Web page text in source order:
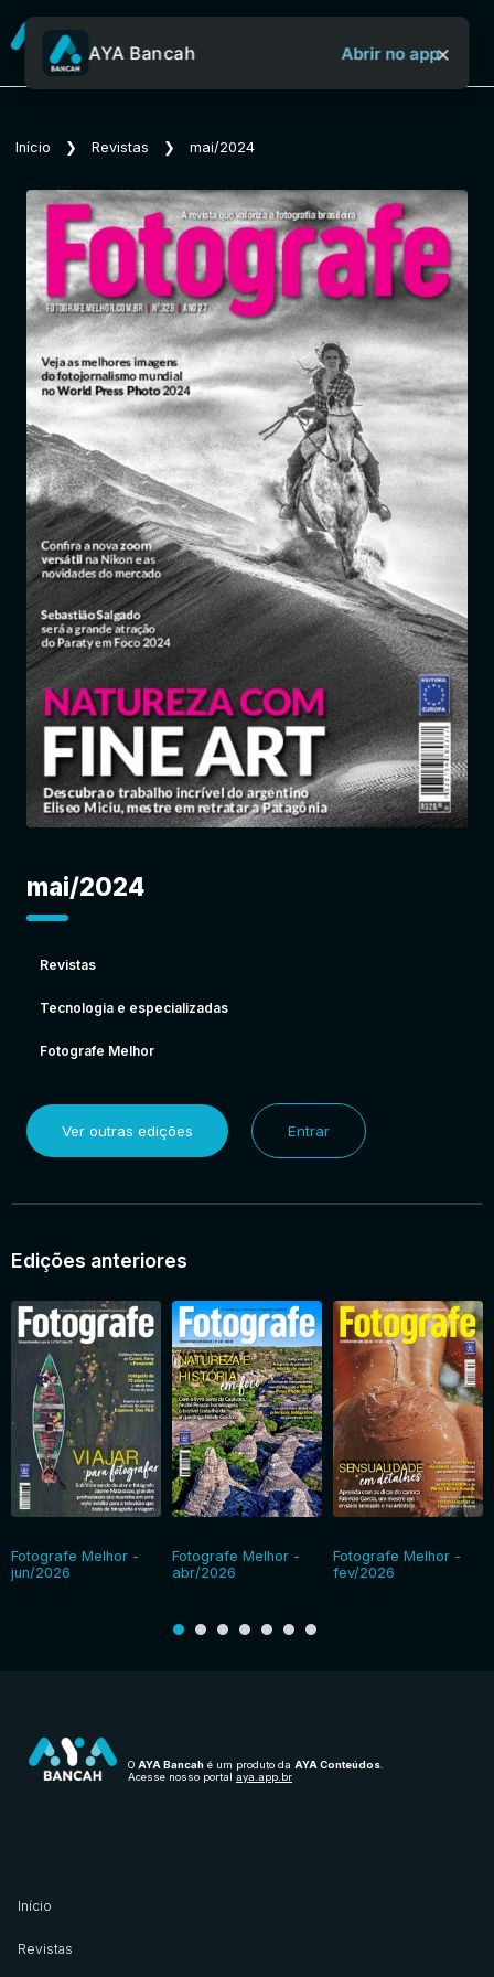
Sobre o Aya Bancah
Início
Revistas
Jornais
Notícias
Entrar
AYA Bancah Abrir no app×
Início ❯ Revistas ❯ mai/2024
mai/2024
Revistas
Tecnologia e especializadas
Fotografe Melhor
Ver outras edições Entrar
Edições anteriores
Fotografe Melhor -
jun/2026
Fotografe Melhor -
abr/2026
Fotografe Melhor -
fev/2026
O AYA Bancah é um produto da AYA Conteúdos.
Acesse nosso portal aya.app.br
Início
Revistas